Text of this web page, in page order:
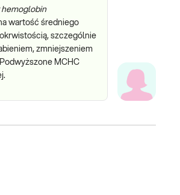
wartość średniego
szczególnie
zmniejszeniem
MCHC